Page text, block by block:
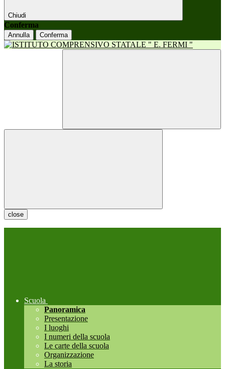
Chiudi
Conferma
Annulla Conferma
close
Scuola
Panoramica
Presentazione
I luoghi
I numeri della scuola
Le carte della scuola
Organizzazione
La storia